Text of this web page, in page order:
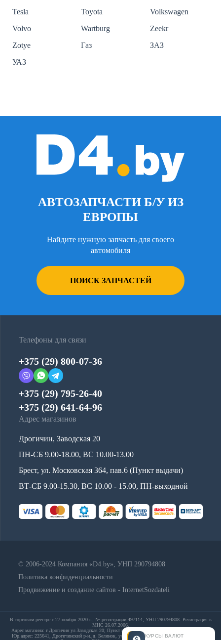
КУРСЫ ВАЛЮТ
Tesla
Toyota
Volkswagen
Volvo
Wartburg
Zeekr
Zotye
Газ
ЗАЗ
УАЗ
АВТОЗАПЧАСТИ Б/У ИЗ
ЕВРОПЫ
Найдите нужную запчасть для своего
автомобиля
ПОИСК ЗАПЧАСТЕЙ
Телефоны для связи
+375 (29) 800-07-36
+375 (29) 795-26-40
+375 (29) 641-64-96
Адрес магазинов
Дрогичин, Заводская 20
ПН-СБ 9.00-18.00, ВС 10.00-13.00
Брест, ул. Московская 364, пав.6 (Пункт выдачи)
ВТ-СБ 9.00-15.30, ВС 10.00 - 15.00, ПН-выходной
© 2006-2024 Компания «D4.by», УНП 290794808
Политика конфиденциальности
Продвижение и создание сайтов - InternetSozdateli
В торговом реестре с 27 ноября 2020 г., № регистрации 497114, УНП 290794808. Регистрация в
МНС 26.07.2006.
Адрес магазина: г.Дрогичин ул.Заводская 20; Пункт выдачи: Брест, ул. Московская 364, пав.6;
Юр.адрес: 225641, Дрогичинский р-н.,д. Белинок, ул. Набережная,д. 13А; E-mail: info@d4.by